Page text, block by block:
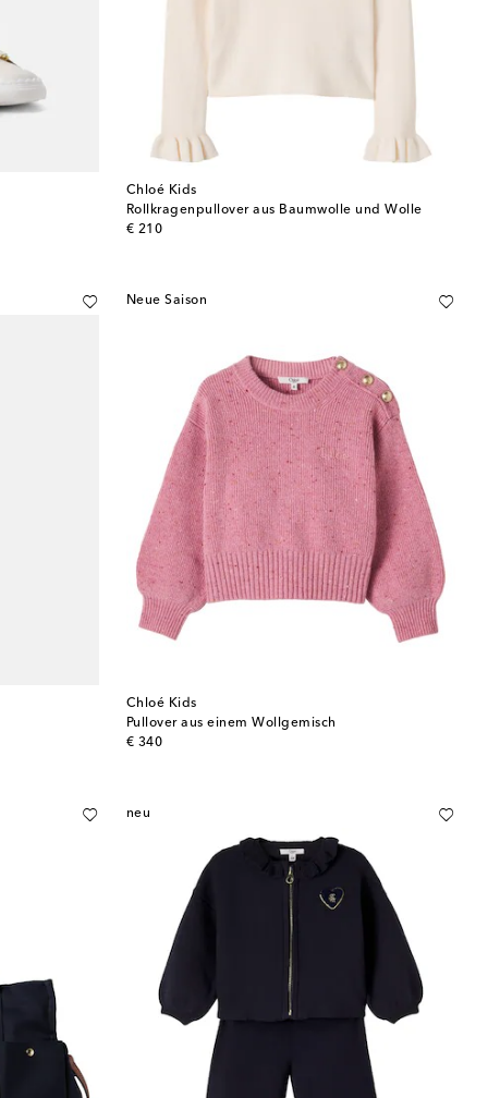
Chloé Kids
Rollkragenpullover aus Baumwolle und Wolle
€ 210
original price
Neue Saison
Chloé Kids
Pullover aus einem Wollgemisch
€ 340
original price
neu